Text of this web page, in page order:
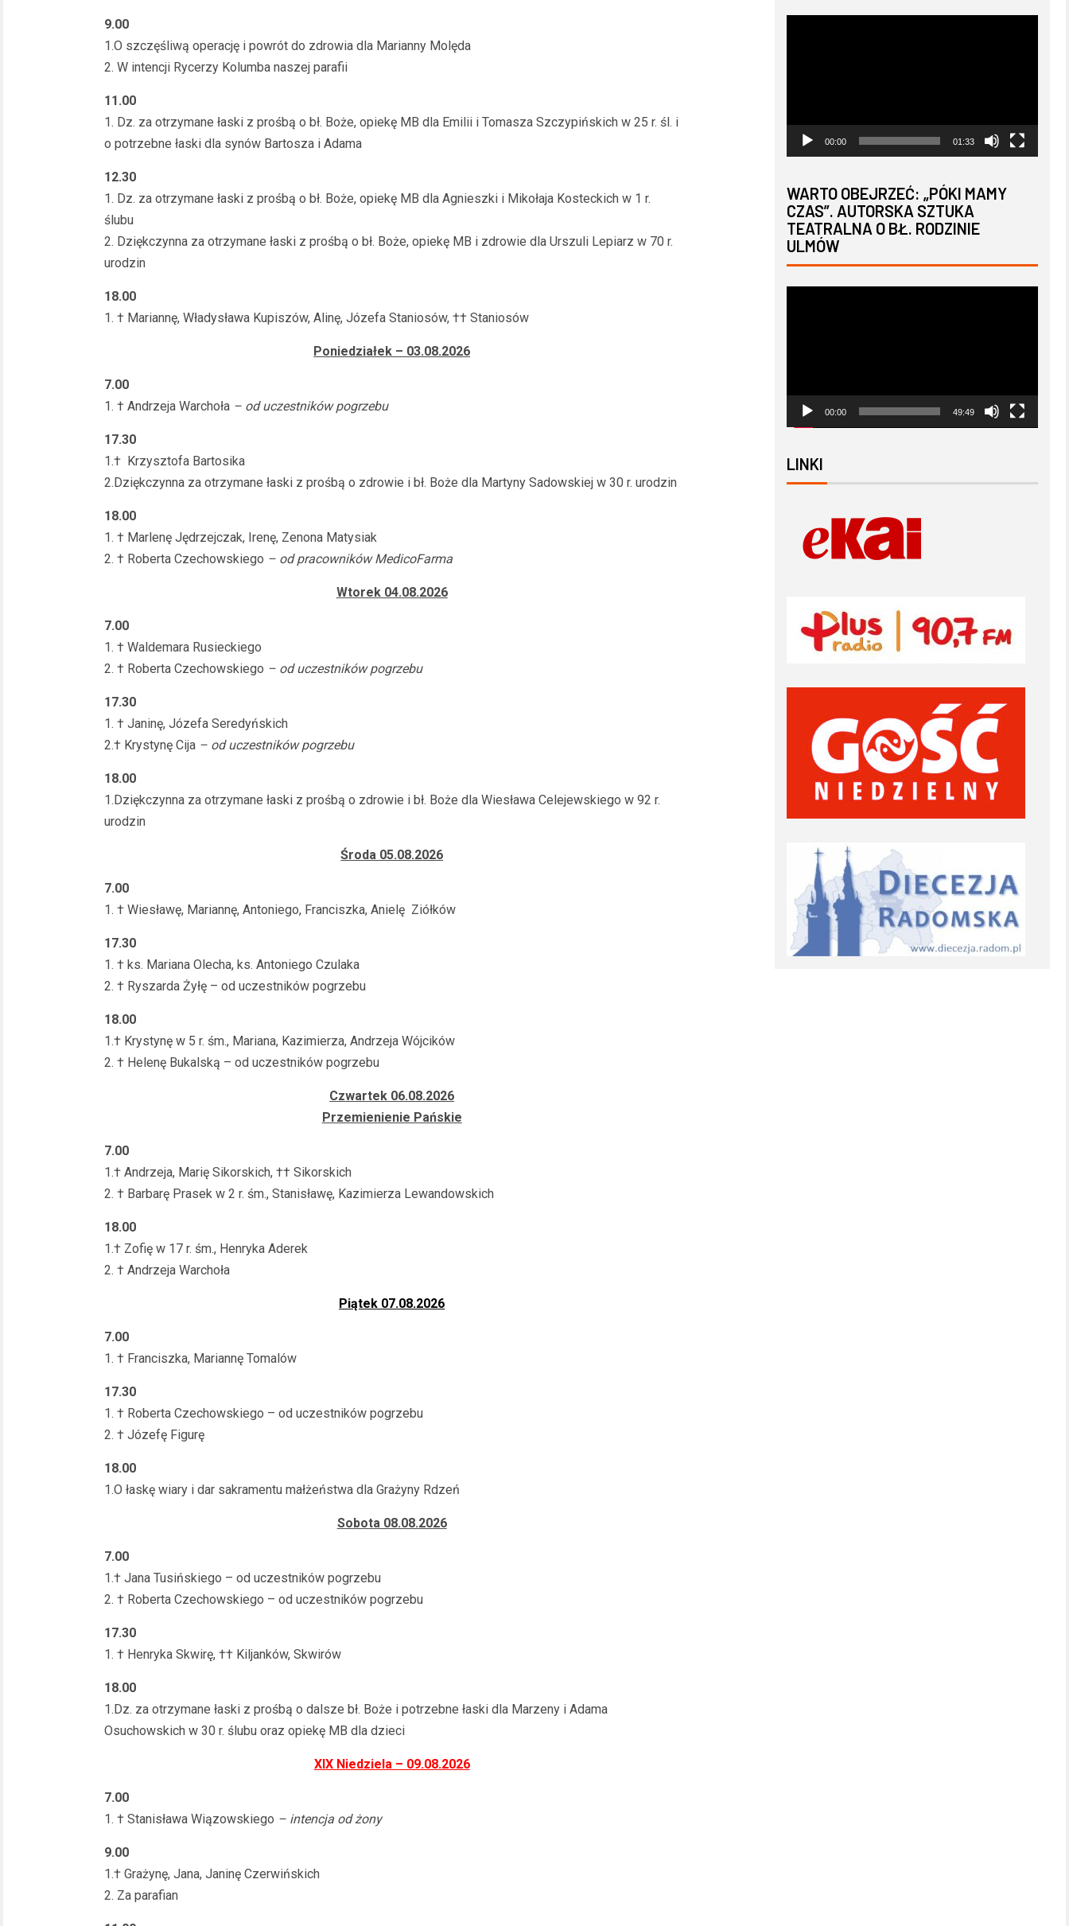
9.00
1.O szczęśliwą operację i powrót do zdrowia dla Marianny Molęda
2. W intencji Rycerzy Kolumba naszej parafii
11.00
1. Dz. za otrzymane łaski z prośbą o bł. Boże, opiekę MB dla Emilii i Tomasza Szczypińskich w 25 r. śl. i
o potrzebne łaski dla synów Bartosza i Adama
12.30
1. Dz. za otrzymane łaski z prośbą o bł. Boże, opiekę MB dla Agnieszki i Mikołaja Kosteckich w 1 r.
ślubu
2. Dziękczynna za otrzymane łaski z prośbą o bł. Boże, opiekę MB i zdrowie dla Urszuli Lepiarz w 70 r.
urodzin
18.00
1. † Mariannę, Władysława Kupiszów, Alinę, Józefa Staniosów, †† Staniosów
Poniedziałek – 03.08.2026
7.00
1. † Andrzeja Warchoła – od uczestników pogrzebu
17.30
1.† Krzysztofa Bartosika
2.Dziękczynna za otrzymane łaski z prośbą o zdrowie i bł. Boże dla Martyny Sadowskiej w 30 r. urodzin
18.00
1. † Marlenę Jędrzejczak, Irenę, Zenona Matysiak
2. † Roberta Czechowskiego – od pracowników MedicoFarma
Wtorek 04.08.2026
7.00
1. † Waldemara Rusieckiego
2. † Roberta Czechowskiego – od uczestników pogrzebu
17.30
1. † Janinę, Józefa Seredyńskich
2.† Krystynę Cija – od uczestników pogrzebu
18.00
1.Dziękczynna za otrzymane łaski z prośbą o zdrowie i bł. Boże dla Wiesława Celejewskiego w 92 r.
urodzin
Środa 05.08.2026
7.00
1. † Wiesławę, Mariannę, Antoniego, Franciszka, Anielę Ziółków
17.30
1. † ks. Mariana Olecha, ks. Antoniego Czulaka
2. † Ryszarda Żyłę – od uczestników pogrzebu
18.00
1.† Krystynę w 5 r. śm., Mariana, Kazimierza, Andrzeja Wójcików
2. † Helenę Bukalską – od uczestników pogrzebu
Czwartek 06.08.2026
Przemienienie Pańskie
7.00
1.† Andrzeja, Marię Sikorskich, †† Sikorskich
2. † Barbarę Prasek w 2 r. śm., Stanisławę, Kazimierza Lewandowskich
18.00
1.† Zofię w 17 r. śm., Henryka Aderek
2. † Andrzeja Warchoła
Piątek 07.08.2026
7.00
1. † Franciszka, Mariannę Tomalów
17.30
1. † Roberta Czechowskiego – od uczestników pogrzebu
2. † Józefę Figurę
18.00
1.O łaskę wiary i dar sakramentu małżeństwa dla Grażyny Rdzeń
Sobota 08.08.2026
7.00
1.† Jana Tusińskiego – od uczestników pogrzebu
2. † Roberta Czechowskiego – od uczestników pogrzebu
17.30
1. † Henryka Skwirę, †† Kiljanków, Skwirów
18.00
1.Dz. za otrzymane łaski z prośbą o dalsze bł. Boże i potrzebne łaski dla Marzeny i Adama
Osuchowskich w 30 r. ślubu oraz opiekę MB dla dzieci
XIX Niedziela – 09.08.2026
7.00
1. † Stanisława Wiązowskiego – intencja od żony
9.00
1.† Grażynę, Jana, Janinę Czerwińskich
2. Za parafian
00:00 01:33
WARTO OBEJRZEĆ: „PÓKI MAMY
CZAS”. AUTORSKA SZTUKA
TEATRALNA O BŁ. RODZINIE
ULMÓW
00:00 49:49
LINKI